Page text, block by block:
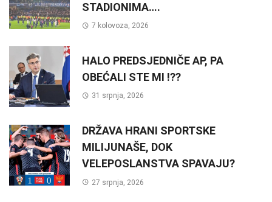
STADIONIMA….
7 kolovoza, 2026
HALO PREDSJEDNIČE AP, PA
OBEĆALI STE MI !??
31 srpnja, 2026
DRŽAVA HRANI SPORTSKE
MILIJUNAŠE, DOK
VELEPOSLANSTVA SPAVAJU?
27 srpnja, 2026